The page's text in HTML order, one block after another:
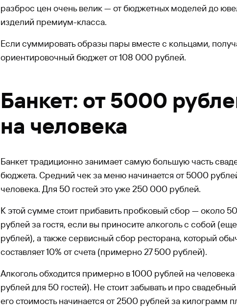
разброс цен очень велик — от бюджетных моделей до
изделий премиум-класса.
Если суммировать образы пары вместе с кольцами,
ориентировочный бюджет от 108 000 рублей.
Банкет: от 5000
на человека
Банкет традиционно занимает самую большую часть
бюджета. Средний чек за меню начинается от 5000
человека. Для 50 гостей это уже 250 000 рублей.
К этой сумме стоит прибавить пробковый сбор — около
рублей за гостя, если вы приносите алкоголь с собой
рублей), а также сервисный сбор ресторана, который
составляет 10% от счета (примерно 27 500 рублей).
Алкоголь обходится примерно в 1000 рублей на
рублей для 50 гостей). Не стоит забывать и про свадебный
его стоимость начинается от 2500 рублей за килограмм